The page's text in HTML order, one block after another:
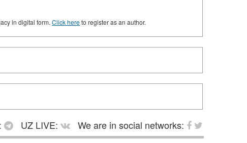
in digital form. Click hereto register as an author.
UZ LIVE:
We are in social networks: